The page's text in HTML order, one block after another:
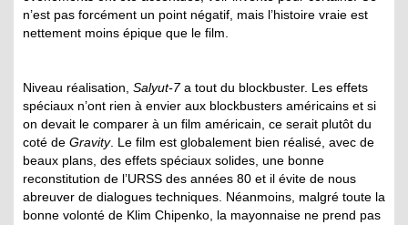
n’est pas forcément un point négatif, mais l’histoire vraie est
nettement moins épique que le film.
Niveau réalisation, Salyut-7a tout du blockbuster. Les effets
spéciaux n’ont rien à envier aux blockbusters américains et si
on devait le comparer à un film américain, ce serait plutôt du
coté de Gravity. Le film est globalement bien réalisé, avec de
beaux plans, des effets spéciaux solides, une bonne
reconstitution de l’URSS des années 80 et il évite de nous
abreuver de dialogues techniques. Néanmoins, malgré toute la
bonne volonté de Klim Chipenko, la mayonnaise ne prend pas